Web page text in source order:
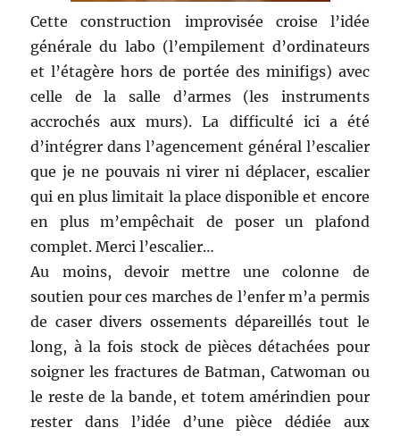
Cette construction improvisée croise l’idée
générale du labo (l’empilement d’ordinateurs
et l’étagère hors de portée des minifigs) avec
celle de la salle d’armes (les instruments
accrochés aux murs). La difficulté ici a été
d’intégrer dans l’agencement général l’escalier
que je ne pouvais ni virer ni déplacer, escalier
qui en plus limitait la place disponible et encore
en plus m’empêchait de poser un plafond
complet. Merci l’escalier…
Au moins, devoir mettre une colonne de
soutien pour ces marches de l’enfer m’a permis
de caser divers ossements dépareillés tout le
long, à la fois stock de pièces détachées pour
soigner les fractures de Batman, Catwoman ou
le reste de la bande, et totem amérindien pour
rester dans l’idée d’une pièce dédiée aux